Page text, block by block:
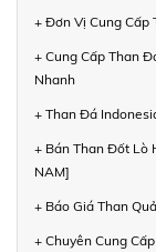
+ Đơn Vị Cung Cấp
+ Cung Cấp Than
Nhanh
+ Than Đá
+ Bán Than Đốt Lò
NAM]
+ Báo Giá Than
+ Chuyên Cung